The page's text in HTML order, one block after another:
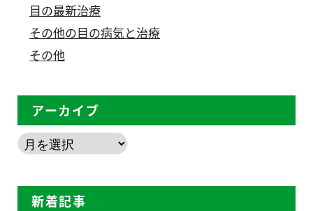
目の最新治療
その他の目の病気と治療
その他
アーカイブ
新着記事